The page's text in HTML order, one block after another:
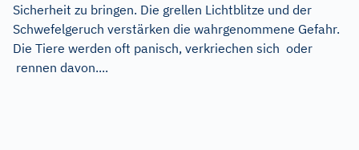
Sicherheit zu bringen. Die grellen Lichtblitze und der
Schwefelgeruch verstärken die wahrgenommene Gefahr.
Die Tiere werden oft panisch, verkriechen sich oder
rennen davon....